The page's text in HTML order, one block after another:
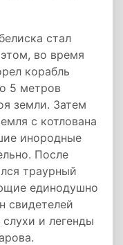
стал
во время
корабль
5 метров
земли. Затем
с котлована
инородные
После
траурный
единодушно
свидетелей
и легенды